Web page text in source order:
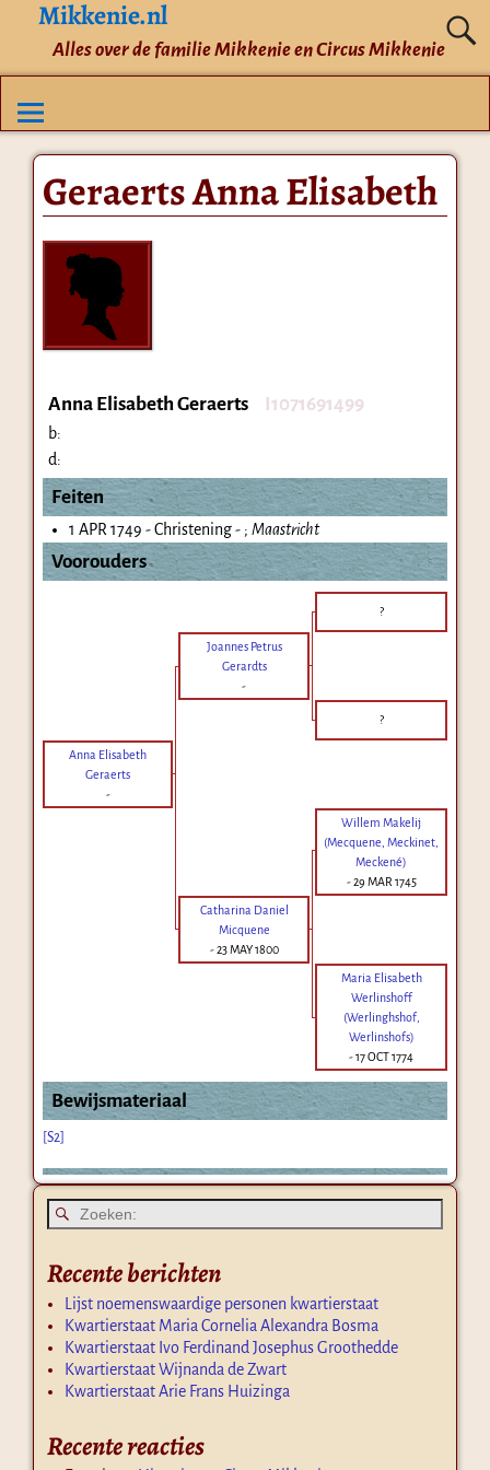
Mikkenie.nl
Alles over de familie Mikkenie en Circus Mikkenie
Geraerts Anna Elisabeth
Anna Elisabeth Geraerts I1071691499
b:
d:
Feiten
1 APR 1749 - Christening - ; Maastricht
Voorouders
?
Joannes Petrus
Gerardts
-
?
Anna Elisabeth
Geraerts
-
Willem Makelij
(Mecquene, Meckinet,
Meckené)
-29 MAR 1745
Catharina Daniel
Micquene
-23 MAY 1800
Maria Elisabeth
Werlinshoff
(Werlinghshof,
Werlinshofs)
-17 OCT 1774
Bewijsmateriaal
[S2]
Recente berichten
Lijst noemenswaardige personen kwartierstaat
Kwartierstaat Maria Cornelia Alexandra Bosma
Kwartierstaat Ivo Ferdinand Josephus Groothedde
Kwartierstaat Wijnanda de Zwart
Kwartierstaat Arie Frans Huizinga
Recente reacties